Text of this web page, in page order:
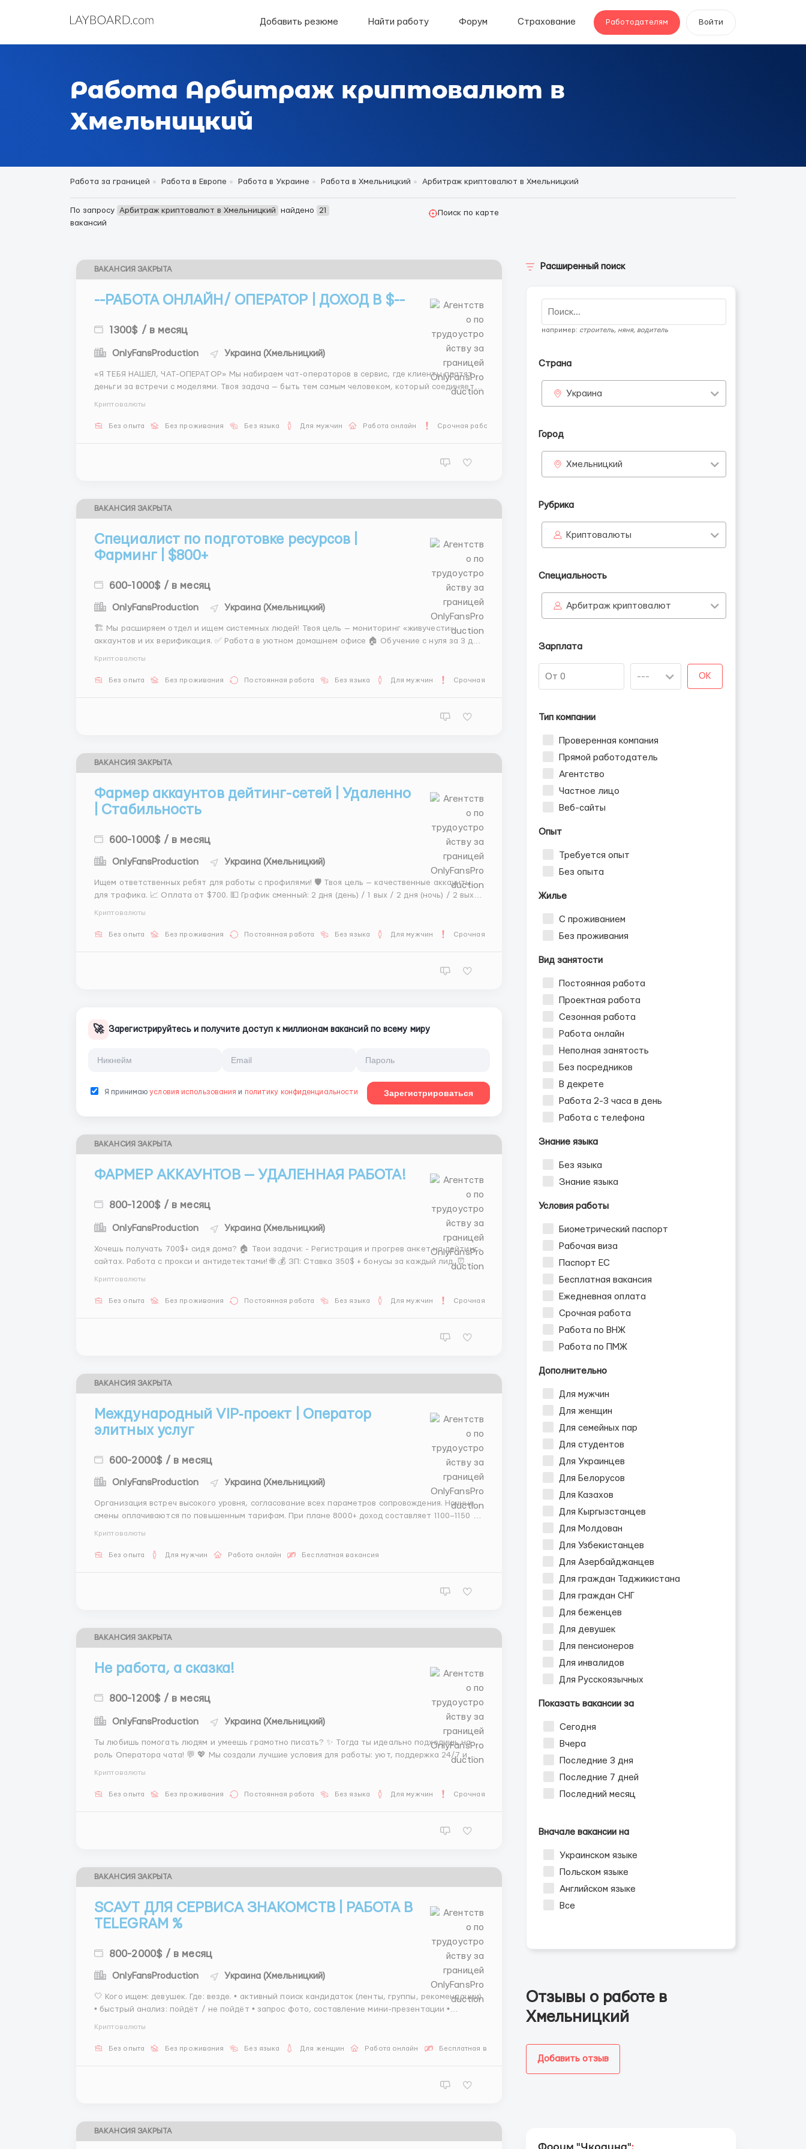
Добавить резюме Найти работу Форум Страхование Работодателям Войти
Работа Арбитраж криптовалют в
Хмельницкий
Работа за границей Работа в Европе Работа в Украине Работа в Хмельницкий Арбитраж криптовалют в Хмельницкий
По запросу Арбитраж криптовалют в Хмельницкий найдено
21
вакансий
Поиск по карте
ВАКАНСИЯ ЗАКРЫТА
--РАБОТА ОНЛАЙН/ ОПЕРАТОР | ДОХОД В $--
1300$ / в месяц
OnlyFansProduction Украина (Хмельницкий)
«Я ТЕБЯ НАШЕЛ, ЧАТ-ОПЕРАТОР» Мы набираем чат-операторов в сервис, где клиенты платят
деньги за встречи с моделями. Твоя задача — быть тем самым человеком, который соединяет
Криптовалюты
Без опыта Без проживания Без языка Для мужчин Работа онлайн Срочная работа
ВАКАНСИЯ ЗАКРЫТА
Специалист по подготовке ресурсов |
Фарминг | $800+
600-1000$ / в месяц
OnlyFansProduction Украина (Хмельницкий)
🏗 Мы расширяем отдел и ищем системных людей! Твоя цель — мониторинг «живучести»
аккаунтов и их верификация. ✅ Работа в уютном домашнем офисе 🏠 Обучение с нуля за 3 дня!
Криптовалюты
Без опыта Без проживания Постоянная работа Без языка Для мужчин Срочная работа
ВАКАНСИЯ ЗАКРЫТА
Фармер аккаунтов дейтинг-сетей | Удаленно
| Стабильность
600-1000$ / в месяц
OnlyFansProduction Украина (Хмельницкий)
Ищем ответственных ребят для работы с профилями! 🛡 Твоя цель — качественные аккаунты
для трафика. 📈 Оплата от $700. 💵 График сменный: 2 дня (день) / 1 вых / 2 дня (ночь) / 2 вых.
Криптовалюты
Без опыта Без проживания Постоянная работа Без языка Для мужчин Срочная работа
🚀 Зарегистрируйтесь и получите доступ к миллионам вакансий по всему миру
Я принимаюусловия использования и политику конфиденциальности Зарегистрироваться
ВАКАНСИЯ ЗАКРЫТА
ФАРМЕР АККАУНТОВ — УДАЛЕННАЯ РАБОТА!
800-1200$ / в месяц
OnlyFansProduction Украина (Хмельницкий)
Хочешь получать 700$+ сидя дома? 🏠 Твои задачи: - Регистрация и прогрев анкет на дейтинг-
сайтах. Работа с прокси и антидетектами! 🌐 💰 ЗП: Ставка 350$ + бонусы за каждый лид. ⏰
Криптовалюты
Без опыта Без проживания Постоянная работа Без языка Для мужчин Срочная работа
ВАКАНСИЯ ЗАКРЫТА
Международный VIP‑проект | Оператор
элитных услуг
600-2000$ / в месяц
OnlyFansProduction Украина (Хмельницкий)
Организация встреч высокого уровня, согласование всех параметров сопровождения. Ночные
смены оплачиваются по повышенным тарифам. При плане 8000+ доход составляет 1100–1150 $.
Криптовалюты
Без опыта Для мужчин Работа онлайн Бесплатная вакансия
ВАКАНСИЯ ЗАКРЫТА
Не работа, а сказка!
800-1200$ / в месяц
OnlyFansProduction Украина (Хмельницкий)
Ты любишь помогать людям и умеешь грамотно писать? ✨ Тогда ты идеально подходишь на
роль Оператора чата! 💬 💖 Мы создали лучшие условия для работы: уют, поддержка 24/7 и
Криптовалюты
Без опыта Без проживания Постоянная работа Без языка Для мужчин Срочная работа
ВАКАНСИЯ ЗАКРЫТА
SCАУТ ДЛЯ СЕРВИСА ЗНАКОМСТВ | РАБОТА В
TELEGRAM %
800-2000$ / в месяц
OnlyFansProduction Украина (Хмельницкий)
🤍 Кого ищем: девушек. Где: везде. • активный поиск кандидаток (ленты, группы, рекомендации)
• быстрый анализ: пойдёт / не пойдёт • запрос фото, составление мини-презентации •
Криптовалюты
Без опыта Без проживания Без языка Для женщин Работа онлайн Бесплатная вакансия
ВАКАНСИЯ ЗАКРЫТА
Расширенный поиск
например: строитель, няня, водитель
Страна
Украина
Город
Хмельницкий
Рубрика
Криптовалюты
Специальность
Арбитраж криптовалют
Зарплата
OK
Тип компании
Проверенная компания
Прямой работодатель
Агентство
Частное лицо
Веб-сайты
Опыт
Требуется опыт
Без опыта
Жилье
С проживанием
Без проживания
Вид занятости
Постоянная работа
Проектная работа
Сезонная работа
Работа онлайн
Неполная занятость
Без посредников
В декрете
Работа 2-3 часа в день
Работа с телефона
Знание языка
Без языка
Знание языка
Условия работы
Биометрический паспорт
Рабочая виза
Паспорт ЕС
Бесплатная вакансия
Ежедневная оплата
Срочная работа
Работа по ВНЖ
Работа по ПМЖ
Дополнительно
Для мужчин
Для женщин
Для семейных пар
Для студентов
Для Украинцев
Для Белорусов
Для Казахов
Для Кыргызстанцев
Для Молдован
Для Узбекистанцев
Для Азербайджанцев
Для граждан Таджикистана
Для граждан СНГ
Для беженцев
Для девушек
Для пенсионеров
Для инвалидов
Для Русскоязычных
Показать вакансии за
Сегодня
Вчера
Последние 3 дня
Последние 7 дней
Последний месяц
Вначале вакансии на
Украинском языке
Польском языке
Английском языке
Все
Отзывы о работе в
Хмельницкий
Добавить отзыв